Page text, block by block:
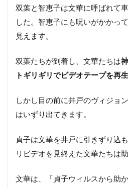
双葉と智恵子は文華に呼ばれて
した。智恵子にも呪いがかかっ
見えます。
双葉たちが到着し、文華たちは
トギリギリでビデオテープを再生
しかし目の前に井戸のヴィジョ
はいずり出てきます。
貞子は文華を井戸に引きずり込
リビデオを見終えた文華たちは
文華は、「貞子ウィルスから助